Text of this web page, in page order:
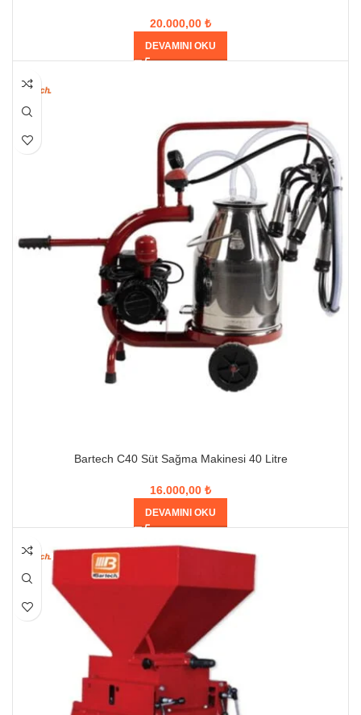
20.000,00 ₺
DEVAMINI OKU
Bartech C40 Süt Sağma Makinesi 40 Litre
16.000,00 ₺
DEVAMINI OKU